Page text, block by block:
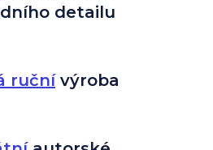
detailu
ručnívýroba